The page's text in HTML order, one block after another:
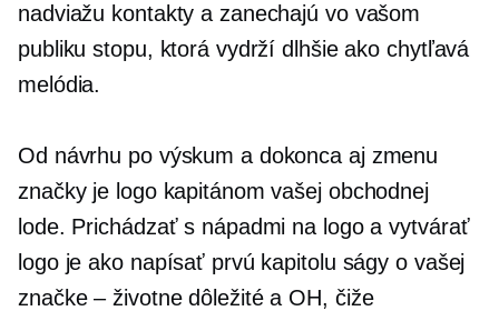
nadviažu kontakty a zanechajú vo vašom
publiku stopu, ktorá vydrží dlhšie ako chytľavá
melódia.
Od návrhu po výskum a dokonca aj zmenu
značky je logo kapitánom vašej obchodnej
lode. Prichádzať s nápadmi na logo a vytvárať
logo je ako napísať prvú kapitolu ságy o vašej
značke – životne dôležité a OH, čiže